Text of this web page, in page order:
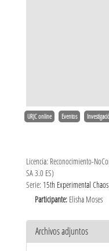
URJC online Eventos
Licencia: Reconocimiento-
SA 3.0 ES)
Serie: 15th Experimental
Participante: Elisha Moses
Archivos adjuntos